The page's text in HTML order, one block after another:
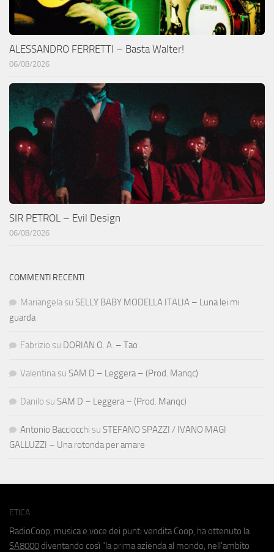
ALESSANDRO FERRETTI – Basta Walter!
06/08/2026
SIR PETROL – Evil Design
06/08/2026
COMMENTI RECENTI
Mariangela su SELLY BABY MODELLA ITALIA – Luna lei mi
guarda
Fabrizio su DORIAN O. A. – Tao
Valentina su SAM D – Leggera – (Prod. Manqc)
Danilo su SAM D – Leggera – (Prod. Manqc)
Antonio Bacciocchi su STEFANO SPAZZI / IVANO MAGI
GALLUZZI – Una rotonda per amare
ETICA
RadioCoop, musica e voce dei punti vendita Coop, ha ottenuto la
SA8000 diventando così "la prima azienda al mondo, nell'ambito